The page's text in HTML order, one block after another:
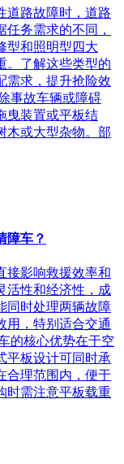
道路故障时，道路
务需求的不同，
型和照明型四大
。了解这些类型的
需求，提升抢险效
事故车辆或障碍
曳装置或平板结
木或大型杂物。部
障车？
接影响救援效率和
活性和经济性，成
同时处理两辆故障
用，特别适合交通
的核心优势在于空
平板设计可同时承
合理范围内，便于
时需注意平板载重